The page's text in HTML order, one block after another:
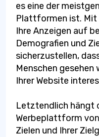
es eine der
Plattformen ist. Mit
Ihre Anzeigen auf
Demografien und
sicherzustellen,
Menschen gesehen
Ihrer Website
Letztendlich hängt
Werbeplattform
Zielen und Ihrer